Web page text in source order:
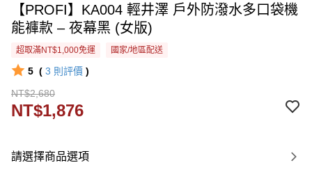
【PROFI】KA004 輕井澤 戶外防潑水多口袋機
能褲款 – 夜幕黑 (女版)
超取滿NT$1,000免運 國家/地區配送
5 ( 3 則評價 )
NT$2,680
NT$1,876
請選擇商品選項